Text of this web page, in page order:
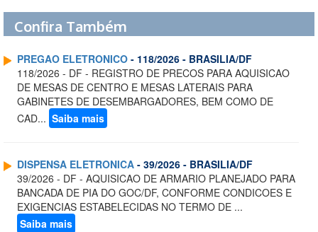
Confira Também
PREGAO ELETRONICO - 118/2026 - BRASILIA/DF
118/2026 - DF - REGISTRO DE PRECOS PARA AQUISICAO
DE MESAS DE CENTRO E MESAS LATERAIS PARA
GABINETES DE DESEMBARGADORES, BEM COMO DE
CAD... Saiba mais
DISPENSA ELETRONICA - 39/2026 - BRASILIA/DF
39/2026 - DF - AQUISICAO DE ARMARIO PLANEJADO PARA
BANCADA DE PIA DO GOC/DF, CONFORME CONDICOES E
EXIGENCIAS ESTABELECIDAS NO TERMO DE ...
Saiba mais